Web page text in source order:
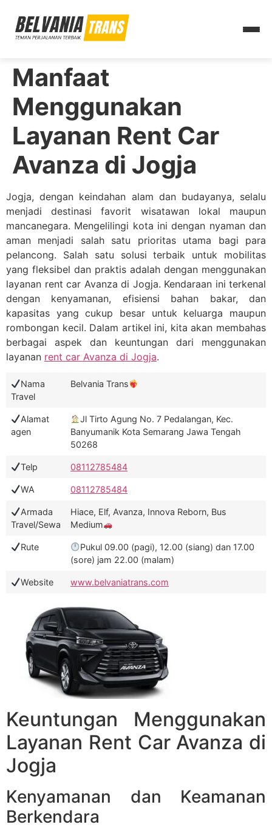
Manfaat
Menggunakan
Layanan Rent Car
Avanza di Jogja
Jogja, dengan keindahan alam dan budayanya, selalu
menjadi destinasi favorit wisatawan lokal maupun
mancanegara. Mengelilingi kota ini dengan nyaman dan
aman menjadi salah satu prioritas utama bagi para
pelancong. Salah satu solusi terbaik untuk mobilitas
yang fleksibel dan praktis adalah dengan menggunakan
layanan rent car Avanza di Jogja. Kendaraan ini terkenal
dengan kenyamanan, efisiensi bahan bakar, dan
kapasitas yang cukup besar untuk keluarga maupun
rombongan kecil. Dalam artikel ini, kita akan membahas
berbagai aspek dan keuntungan dari menggunakan
layanan rent car Avanza di Jogja.
Nama
Travel
Belvania Trans
Alamat
agen
Jl Tirto Agung No. 7 Pedalangan, Kec.
Banyumanik Kota Semarang Jawa Tengah
50268
Telp 08112785484
WA 08112785484
Armada
Travel/Sewa
Hiace, Elf, Avanza, Innova Reborn, Bus
Medium
Rute
Pukul 09.00 (pagi), 12.00 (siang) dan 17.00
(sore) jam 22.00 (malam)
Website www.belvaniatrans.com
Keuntungan Menggunakan
Layanan Rent Car Avanza di
Jogja
Kenyamanan dan Keamanan
Berkendara